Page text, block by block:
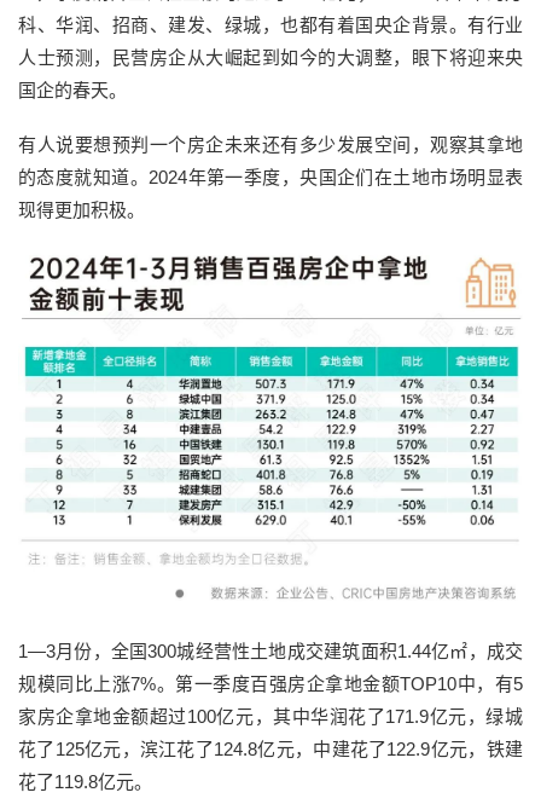
科、华润、招商、建发、绿城，也都有着国央企背景。有行业
人士预测，民营房企从大崛起到如今的大调整，眼下将迎来央
国企的春天。
有人说要想预判一个房企未来还有多少发展空间，观察其拿地
的态度就知道。2024年第一季度，央国企们在土地市场明显表
现得更加积极。
1—3月份，全国300城经营性土地成交建筑面积1.44亿㎡，成交
规模同比上涨7%。第一季度百强房企拿地金额TOP10中，有5
家房企拿地金额超过100亿元，其中华润花了171.9亿元，绿城
花了125亿元，滨江花了124.8亿元，中建花了122.9亿元，铁建
花了119.8亿元。